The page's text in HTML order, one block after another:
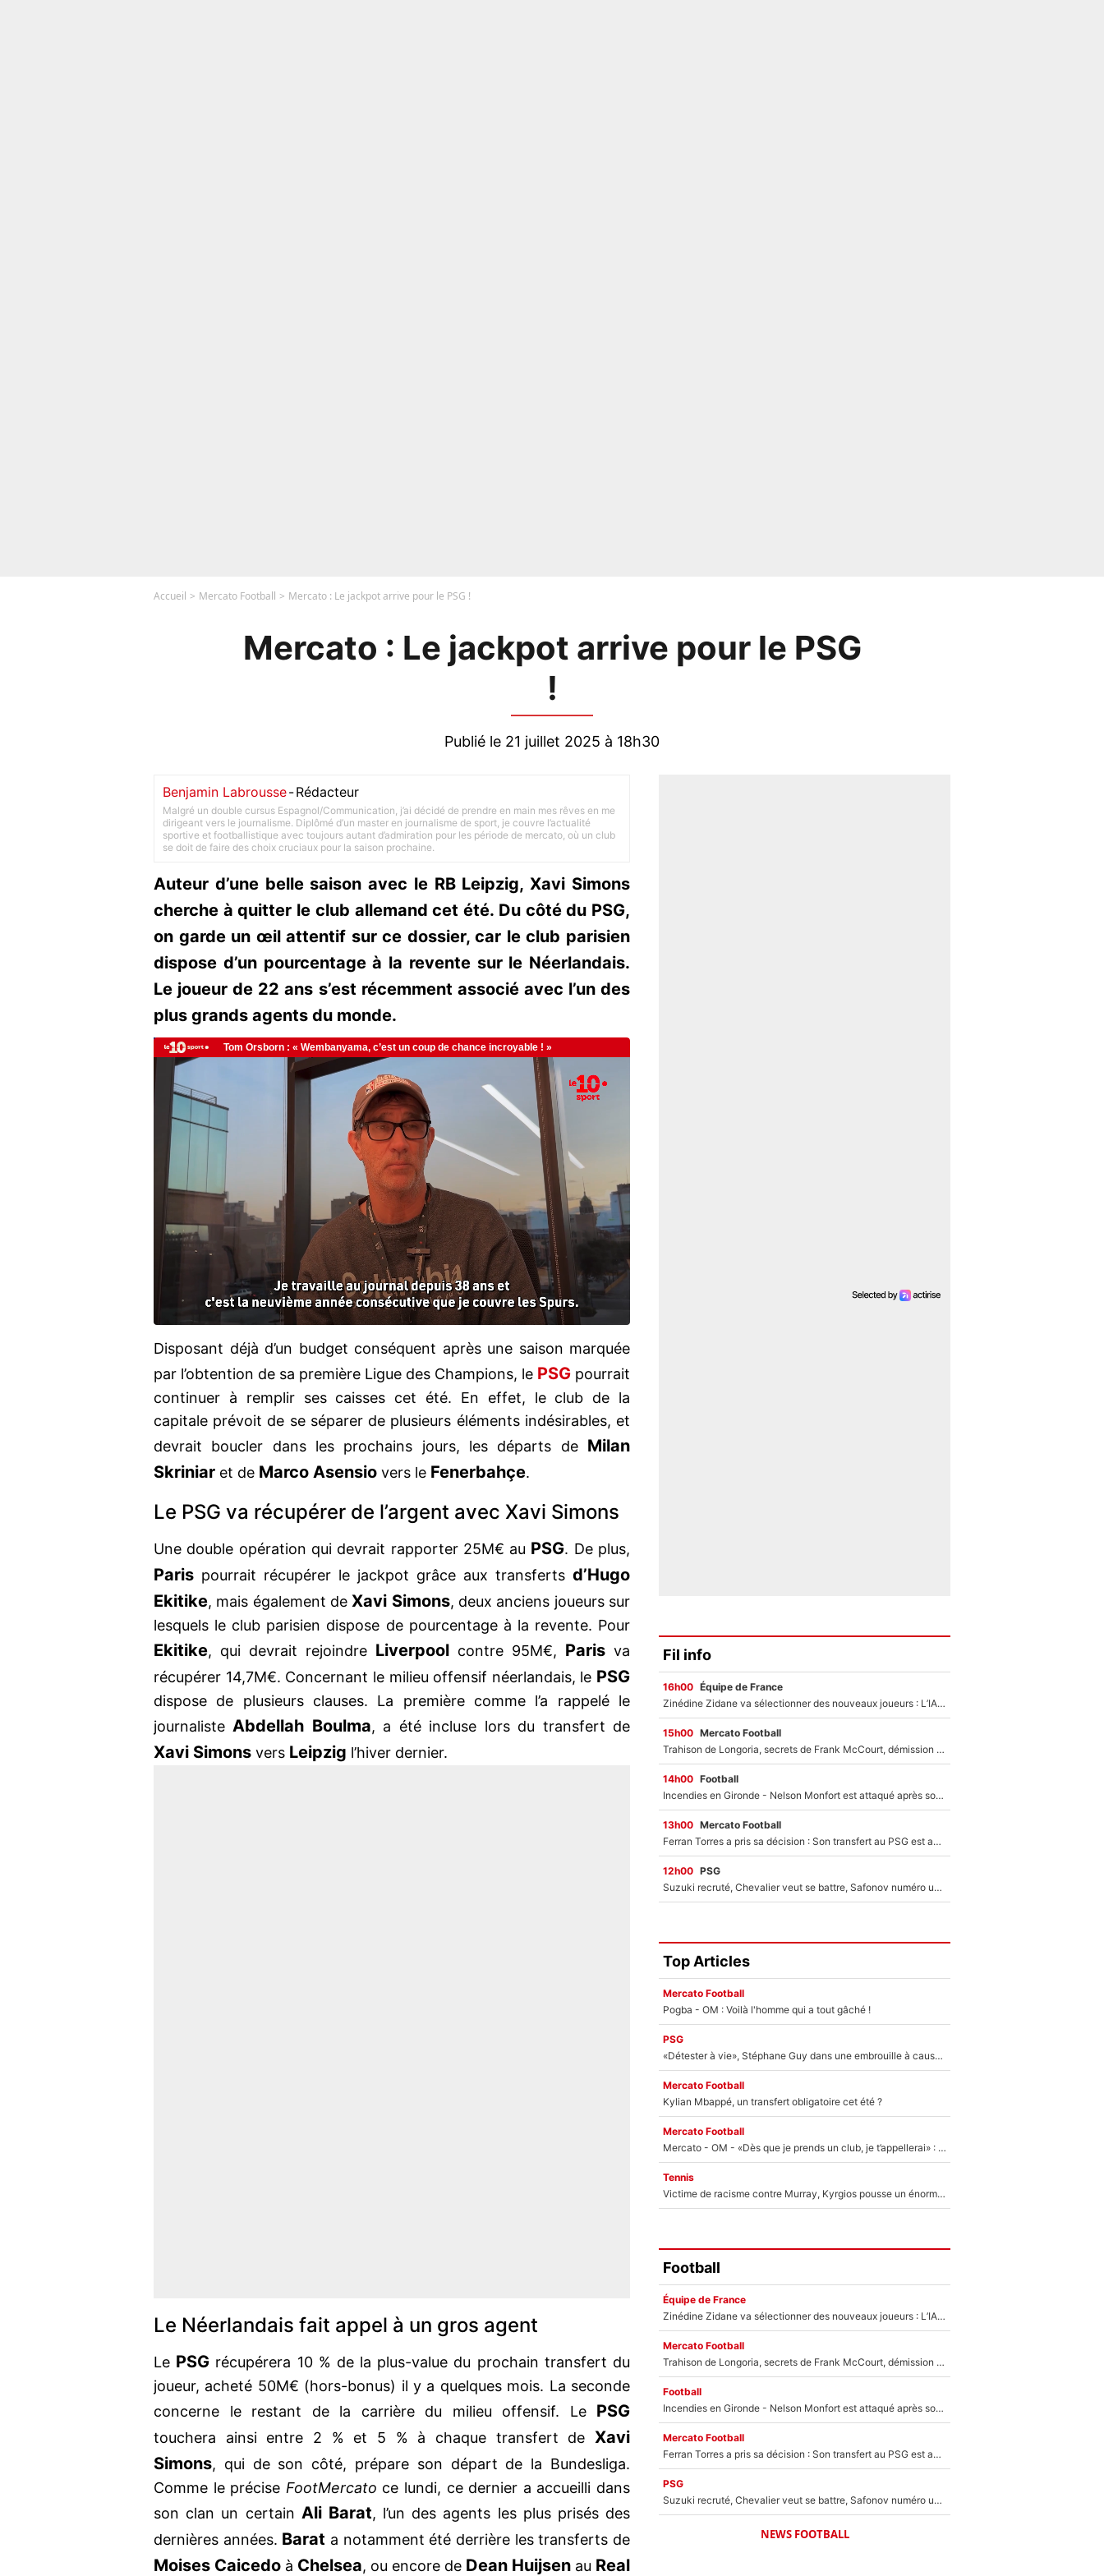
Accueil Mercato Football Mercato : Le jackpot arrive pour le PSG !
Mercato : Le jackpot arrive pour le PSG
!
Publié le 21 juillet 2025 à 18h30
Benjamin Labrousse-Rédacteur
Malgré un double cursus Espagnol/Communication, j’ai décidé de prendre en main mes rêves en me
dirigeant vers le journalisme. Diplômé d’un master en journalisme de sport, je couvre l’actualité
sportive et footballistique avec toujours autant d’admiration pour les période de mercato, où un club
se doit de faire des choix cruciaux pour la saison prochaine.
Auteur d’une belle saison avec le RB Leipzig, Xavi Simons
cherche à quitter le club allemand cet été. Du côté du PSG,
on garde un œil attentif sur ce dossier, car le club parisien
dispose d’un pourcentage à la revente sur le Néerlandais.
Le joueur de 22 ans s’est récemment associé avec l’un des
plus grands agents du monde.
Disposant déjà d’un budget conséquent après une saison marquée
par l’obtention de sa première Ligue des Champions, le PSG pourrait
continuer à remplir ses caisses cet été. En effet, le club de la
capitale prévoit de se séparer de plusieurs éléments indésirables, et
devrait boucler dans les prochains jours, les départs de Milan
Skriniar et de Marco Asensio vers le Fenerbahçe.
Le PSG va récupérer de l’argent avec Xavi Simons
Une double opération qui devrait rapporter 25M€ au PSG. De plus,
Paris pourrait récupérer le jackpot grâce aux transferts d’Hugo
Ekitike, mais également deXavi Simons, deux anciens joueurs sur
lesquels le club parisien dispose de pourcentage à la revente. Pour
Ekitike, qui devrait rejoindre Liverpool contre 95M€, Paris va
récupérer 14,7M€. Concernant le milieu offensif néerlandais, le PSG
dispose de plusieurs clauses. La première comme l’a rappelé le
journalisteAbdellah Boulma, a été incluse lors du transfert de
Xavi Simons vers Leipzig l’hiver dernier.
Le Néerlandais fait appel à un gros agent
Le PSG récupérera 10 % de la plus-value du prochain transfert du
joueur, acheté 50M€ (hors-bonus) il y a quelques mois. La seconde
concerne le restant de la carrière du milieu offensif. Le PSG
touchera ainsi entre 2 % et 5 % à chaque transfert de Xavi
Simons, qui de son côté, prépare son départ de la Bundesliga.
Comme le précise FootMercato ce lundi, ce dernier a accueilli dans
son clan un certain Ali Barat, l’un des agents les plus prisés des
dernières années. Barat a notamment été derrière les transferts de
Moises Caicedo à Chelsea, ou encore de Dean Huijsen au Real
Fil info
16h00 Équipe de France
Zinédine Zidane va sélectionner des nouveaux joueurs : L’IA dévoile les 5 cracks qui pourraient rapidement le rejoindre en équipe de France !
15h00 Mercato Football
Trahison de Longoria, secrets de Frank McCourt, démission de Roberto De Zerbi : Medhi Benatia se lâche sur son départ de l'OM et fait d'importantes révélations
14h00 Football
Incendies en Gironde - Nelson Monfort est attaqué après son dérapage sur CNews : «Et lui, il prend combien pour parler dans un studio climatisé?»
13h00 Mercato Football
Ferran Torres a pris sa décision : Son transfert au PSG est annoncé en Espagne !
12h00 PSG
Suzuki recruté, Chevalier veut se battre, Safonov numéro un… Le PSG se lance encore dans un gros chantier pour le poste de gardien de but
Top Articles
Mercato Football
Pogba - OM : Voilà l'homme qui a tout gâché !
PSG
«Détester à vie», Stéphane Guy dans une embrouille à cause du PSG !
Mercato Football
Kylian Mbappé, un transfert obligatoire cet été ?
Mercato Football
Mercato - OM - «Dès que je prends un club, je t’appellerai» : La promesse de Marcelino au moment de claquer la porte
Tennis
Victime de racisme contre Murray, Kyrgios pousse un énorme coup de gueule !
Football
Équipe de France
Zinédine Zidane va sélectionner des nouveaux joueurs : L’IA dévoile les 5 cracks qui pourraient rapidement le rejoindre en équipe de France !
Mercato Football
Trahison de Longoria, secrets de Frank McCourt, démission de Roberto De Zerbi : Medhi Benatia se lâche sur son départ de l'OM et fait d'importantes révélations
Football
Incendies en Gironde - Nelson Monfort est attaqué après son dérapage sur CNews : «Et lui, il prend combien pour parler dans un studio climatisé?»
Mercato Football
Ferran Torres a pris sa décision : Son transfert au PSG est annoncé en Espagne !
PSG
Suzuki recruté, Chevalier veut se battre, Safonov numéro un… Le PSG se lance encore dans un gros chantier pour le poste de gardien de but
NEWS FOOTBALL